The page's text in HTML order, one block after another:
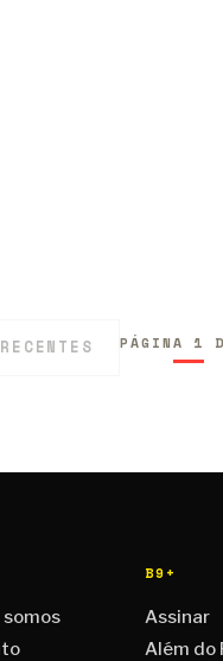
PÁGINA 1
somos
B9+
Assinar
Além do